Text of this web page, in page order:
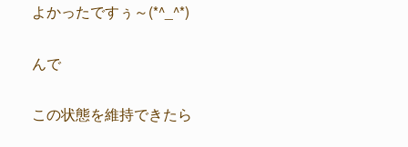
よかったですぅ～(*^_^*)
んで
この状態を維持できたら